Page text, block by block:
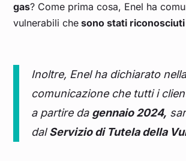
gas? Come prima cosa, Enel ha
vulnerabili che sono stati
Inoltre, Enel ha dichiarato
comunicazione che tutti i
a partire da gennaio 2024,
dalServizio di Tutela della